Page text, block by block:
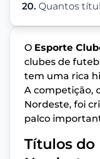
20. Quantos
O Esporte
clubes de
tem uma rica
A competição,
Nordeste, foi
palco
Títulos do